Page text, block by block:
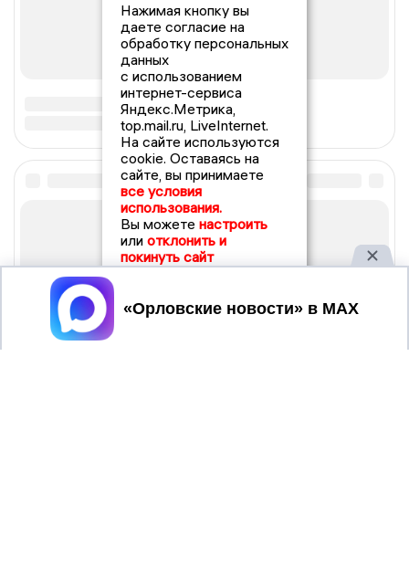
Нажимая кнопку вы
даете согласие на
обработку персональных
данных
с использованием
интернет-сервиса
Яндекс.Метрика,
top.mail.ru, LiveInternet.
На сайте используются
cookie. Оставаясь на
сайте, вы принимаете
все условия
использования.
Вы можете настроить
или отклонить и
покинуть сайт
Принять